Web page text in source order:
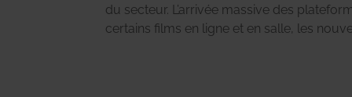
du secteur. L’arrivée massive des
certains films en ligne et en salle, les
Si la Fête du Cinéma reste un marqueur